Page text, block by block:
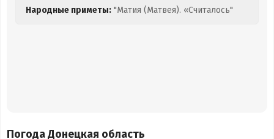
Народные приметы: "Матия (Матвея). «Считалось"
Погода Донецкая область